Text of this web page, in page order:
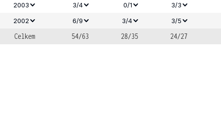
2003 3/4 0/1
3/3
2002
6/9 3/4 3/5
Celkem 54/63 28/35 24/27